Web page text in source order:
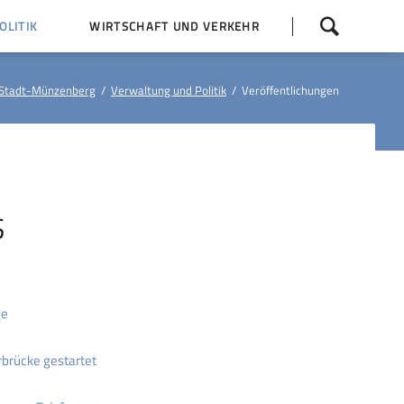
überspringen
WIRTSCHAFT UND VERKEHR
Münzenberg Verwaltung und Politik Veröffentlichungen
gestartet